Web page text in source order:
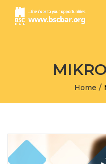
Home /